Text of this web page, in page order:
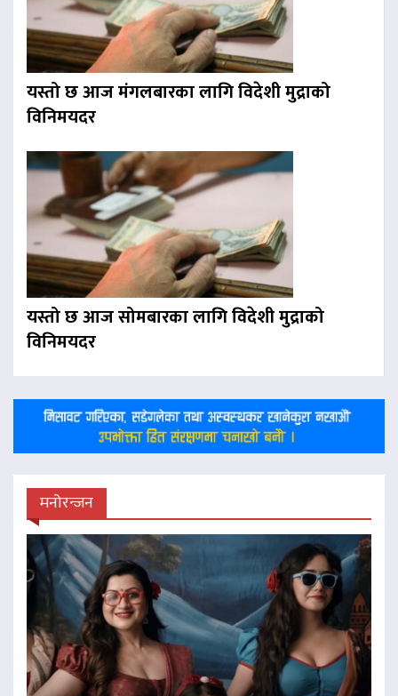
यस्तो छ आज मंगलबारका लागि विदेशी मुद्राको
विनिमयदर
यस्तो छ आज सोमबारका लागि विदेशी मुद्राको
विनिमयदर
मनोरन्जन